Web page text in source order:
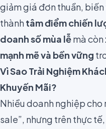
giảm giá đơn thuần,
thànhtâm điểm chiến
doanh số mùa lễmà còn
mạnh mẽ và bền vững
Vì Sao Trải Nghiệm
Khuyến Mãi?
Nhiều doanh nghiệp cho
sale”, nhưng trên thực